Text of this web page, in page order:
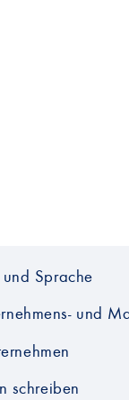
Sprache
und
schreiben